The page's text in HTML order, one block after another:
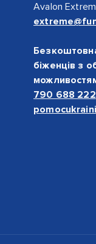
Avalon
біженців з
790 688 222